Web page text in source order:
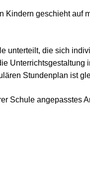
Kindern geschieht auf
unterteilt, die sich
Unterrichtsgestaltung
Stundenplan ist
Schule angepasstes